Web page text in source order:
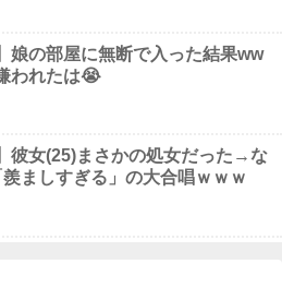
娘の部屋に無断で入った結果ww
われたは😭
彼女(25)まさかの処女だった→な
ましすぎる」の大合唱ｗｗｗ